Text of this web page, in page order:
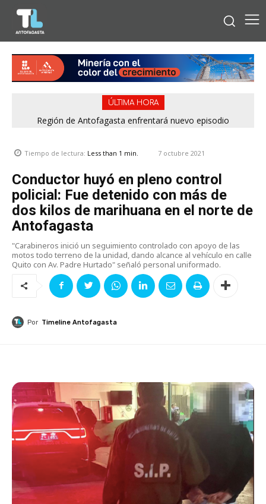
ÚLTIMA HORA
Región de Antofagasta enfrentará nuevo episodio
Tiempo de lectura: Less than 1 min. 7 octubre 2021
Conductor huyó en pleno control
policial: Fue detenido con más de
dos kilos de marihuana en el norte de
Antofagasta
"Carabineros inició un seguimiento controlado con apoyo de las
motos todo terreno de la unidad, dando alcance al vehículo en calle
Quito con Av. Padre Hurtado" señaló personal uniformado.
Por Timeline Antofagasta